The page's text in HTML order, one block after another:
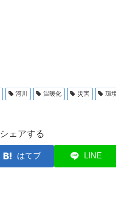
河川 温暖化 災害 環
シェアする
はてブ LINE